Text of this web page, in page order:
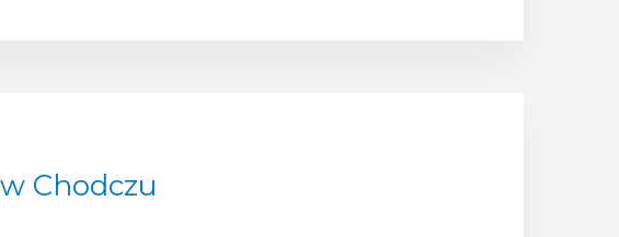
Chodczu